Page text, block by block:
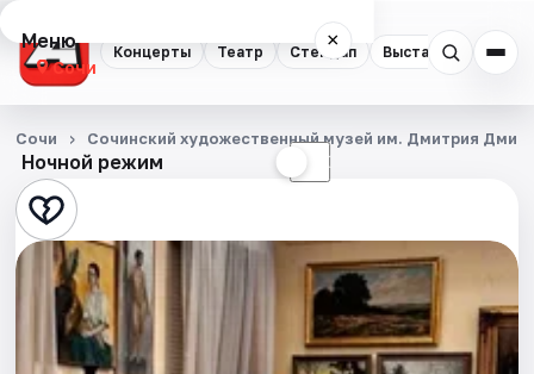
Концерты Театр Стендап Выставки
Меню ×
Сочи
Концерты
Театр
Стендап
Выставки
Квесты
Ночной режим ☾
Сочи Сочинский художественный музей им. Дмитрия